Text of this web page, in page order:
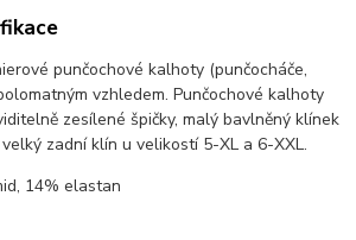
punčochové kalhoty (punčocháče,
vzhledem. Punčochové kalhoty
zesílené špičky, malý bavlněný klínek
zadní klín u velikostí 5-XL a 6-XXL.
14% elastan